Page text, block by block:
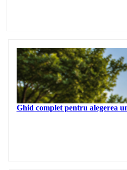
Ghid complet pentru alegerea